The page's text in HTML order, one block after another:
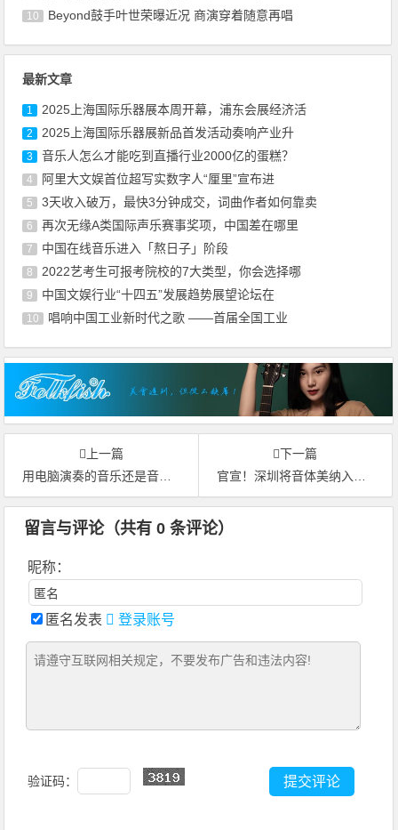
10 Beyond鼓手叶世荣曝近况 商演穿着随意再唱
最新文章
1 2025上海国际乐器展本周开幕，浦东会展经济活
2 2025上海国际乐器展新品首发活动奏响产业升
3 音乐人怎么才能吃到直播行业2000亿的蛋糕？
4 阿里大文娱首位超写实数字人“厘里”宣布进
5 3天收入破万，最快3分钟成交，词曲作者如何靠卖
6 再次无缘A类国际声乐赛事奖项，中国差在哪里
7 中国在线音乐进入「熬日子」阶段
8 2022艺考生可报考院校的7大类型，你会选择哪
9 中国文娱行业“十四五”发展趋势展望论坛在
10 唱响中国工业新时代之歌 ——首届全国工业
上一篇
用电脑演奏的音乐还是音乐吗？
下一篇
官宣！深圳将音体美纳入高中学考，美育中考已近在眼前！
留言与评论（共有0 条评论）
昵称：
匿名发表 登录账号
验证码：